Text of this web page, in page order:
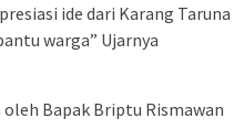
ide dari Karang Taruna
warga” Ujarnya
Bapak Briptu Rismawan